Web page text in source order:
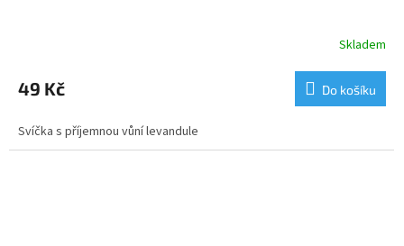
Skladem
49 Kč Do košíku
Svíčka s příjemnou vůní levandule